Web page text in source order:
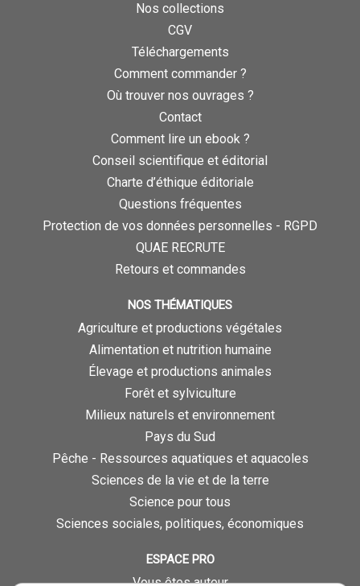
Nos collections
CGV
Téléchargements
Comment commander ?
Où trouver nos ouvrages ?
Contact
Comment lire un ebook ?
Conseil scientifique et éditorial
Charte d’éthique éditoriale
Questions fréquentes
Protection de vos données personnelles - RGPD
QUAE RECRUTE
Retours et commandes
NOS THÉMATIQUES
Agriculture et productions végétales
Alimentation et nutrition humaine
Élevage et productions animales
Forêt et sylviculture
Milieux naturels et environnement
Pays du Sud
Pêche - Ressources aquatiques et aquacoles
Sciences de la vie et de la terre
Science pour tous
Sciences sociales, politiques, économiques
ESPACE PRO
Vous êtes auteur